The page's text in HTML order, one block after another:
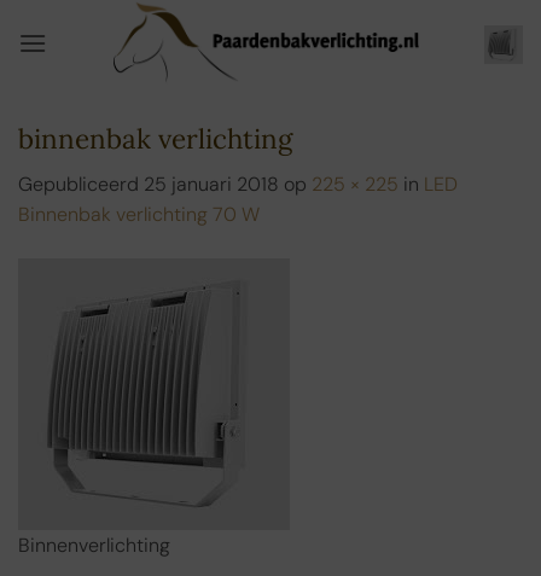
naar
binnenbak verlichting
Gepubliceerd 25 januari 2018 op 225 × 225 in LED
Binnenbak verlichting 70 W
Binnenverlichting